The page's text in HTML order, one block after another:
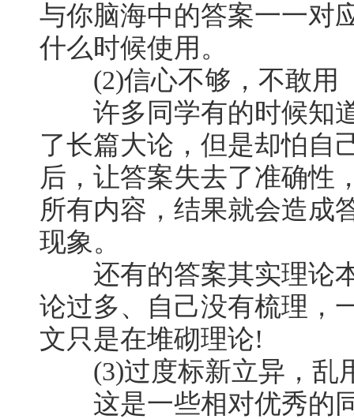
与你脑海中的答案一一对
什么时候使用。
(2)信心不够，不敢用
许多同学有的时候知道
了长篇大论，但是却怕自
后，让答案失去了准确性
所有内容，结果就会造成
现象。
还有的答案其实理论本
论过多、自己没有梳理，
文只是在堆砌理论!
(3)过度标新立异，乱
这是一些相对优秀的